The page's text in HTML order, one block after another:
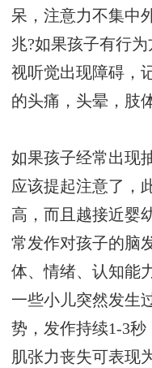
呆，注意力不集中
兆?如果孩子有行
视听觉出现障碍，
的头痛，头晕，肢
如果孩子经常出现
应该提起注意了，
高，而且越接近婴
常发作对孩子的脑
体、情绪、认知能
一些小儿突然发生
势，发作持续1-3
肌张力丧失可表现